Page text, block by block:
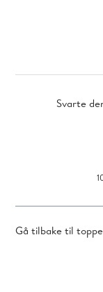
Svarte
Gå tilbake til